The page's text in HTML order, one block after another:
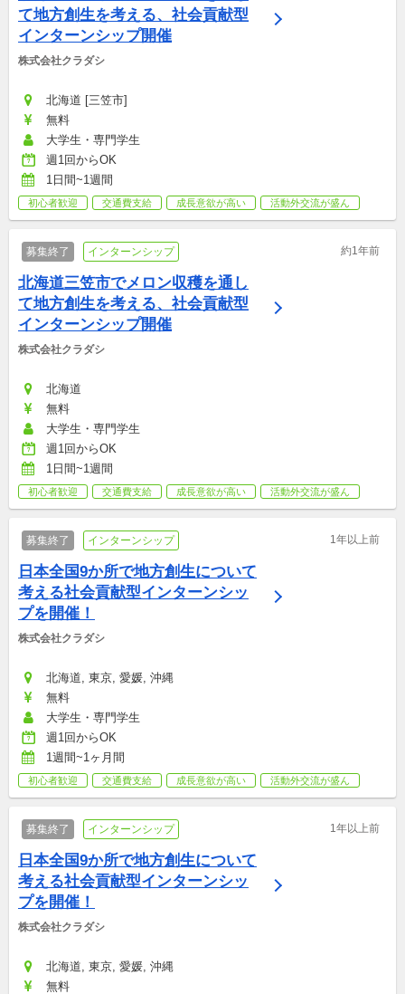
て地方創生を考える、社会貢献型
インターンシップ開催
株式会社クラダシ
北海道 [三笠市]
無料
大学生・専門学生
週1回からOK
1日間~1週間
初心者歓迎 交通費支給 成長意欲が高い 活動外交流が盛ん
募集終了 インターンシップ 約1年前
北海道三笠市でメロン収穫を通し
て地方創生を考える、社会貢献型
インターンシップ開催
株式会社クラダシ
北海道
無料
大学生・専門学生
週1回からOK
1日間~1週間
初心者歓迎 交通費支給 成長意欲が高い 活動外交流が盛ん
募集終了 インターンシップ 1年以上前
日本全国9か所で地方創生について
考える社会貢献型インターンシッ
プを開催！
株式会社クラダシ
北海道, 東京, 愛媛, 沖縄
無料
大学生・専門学生
週1回からOK
1週間~1ヶ月間
初心者歓迎 交通費支給 成長意欲が高い 活動外交流が盛ん
募集終了 インターンシップ 1年以上前
日本全国9か所で地方創生について
考える社会貢献型インターンシッ
プを開催！
株式会社クラダシ
北海道, 東京, 愛媛, 沖縄
無料